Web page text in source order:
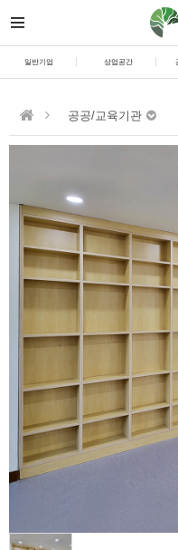
일반기업 상업공간
공공/교육기관